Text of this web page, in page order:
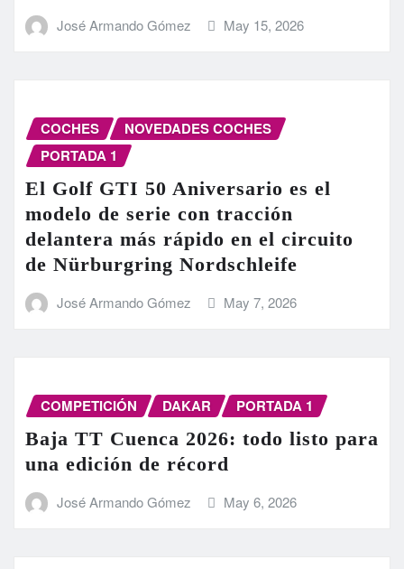
José Armando Gómez May 15, 2026
COCHES
NOVEDADES COCHES
PORTADA 1
El Golf GTI 50 Aniversario es el
modelo de serie con tracción
delantera más rápido en el circuito
de Nürburgring Nordschleife
José Armando Gómez May 7, 2026
COMPETICIÓN DAKAR PORTADA 1
Baja TT Cuenca 2026: todo listo para
una edición de récord
José Armando Gómez May 6, 2026